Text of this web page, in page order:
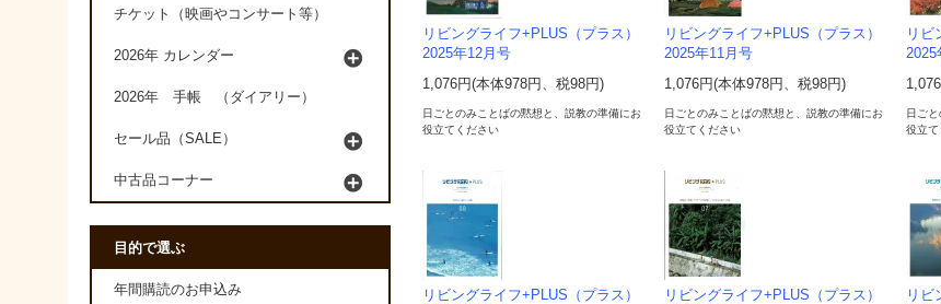
リビングライフ+PLUS（プラス）
2025年12月号
1,076円(本体978円、税98円)
日ごとのみことばの黙想と、説教の準備にお
役立てください
リビングライフ+PLUS（プラス）
2025年11月号
1,076円(本体978円、税98円)
日ごとのみことばの黙想と、説教の準備にお
役立てください
リビ
2025
日ご
役立
リビングライフ+PLUS（プラス）
リビングライフ+PLUS（プラス）
リビ
チケット（映画やコンサート等）
2026年 カレンダー
2026年 手帳 （ダイアリー）
セール品（SALE）
中古品コーナー
目的で選ぶ
年間購読のお申込み